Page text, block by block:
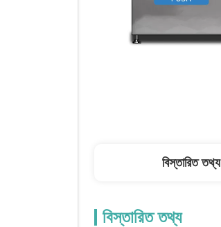
বিস্তারিত তথ্য
বিস্তারিত তথ্য